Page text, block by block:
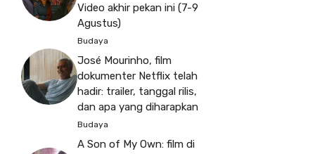
Video akhir pekan ini (7-9
Agustus)
Budaya
José Mourinho, film
dokumenter Netflix telah
hadir: trailer, tanggal rilis,
dan apa yang diharapkan
Budaya
A Son of My Own: film di